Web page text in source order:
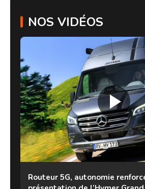
NOS VIDÉOS
Routeur 5G, autonomie